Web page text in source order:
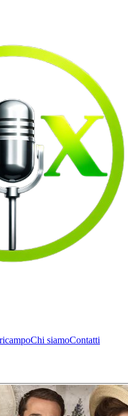
Chi siamoContatti